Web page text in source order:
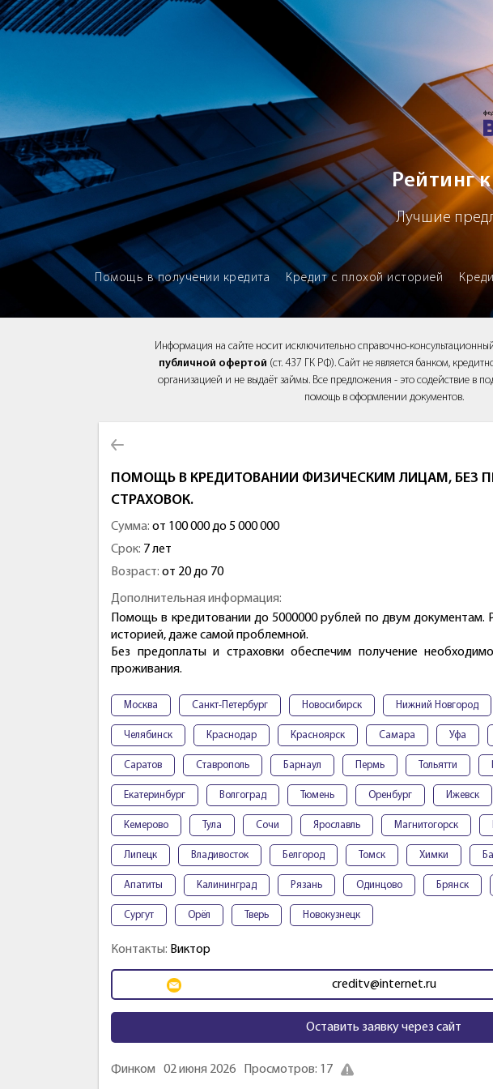
Brokery365 - Рейтинг кредитных брокеров
Рейтинг
Лучшие
Помощь в получении кредита Кредит с плохой историей
Информация на сайте носит исключительно справочно-
публичной офертой (ст. 437 ГК РФ). Сайт не является банком,
организацией и не выдаёт займы. Все предложения - это содействие в
помощь в оформлении документов.
ПОМОЩЬ В КРЕДИТОВАНИИ ФИЗИЧЕСКИМ ЛИЦАМ, БЕЗ
СТРАХОВОК.
Сумма: от 100 000 до 5 000 000
Срок: 7 лет
Возраст: от 20 до 70
Дополнительная информация:
Помощь в кредитовании до 5000000 рублей по двум документам.
историей, даже самой проблемной.
Без предоплаты и страховки обеспечим получение
проживания.
Москва Санкт-Петербург Новосибирск Нижний Новгород
Челябинск Краснодар Красноярск Самара Уфа
Саратов Ставрополь Барнаул Пермь Тольятти
Екатеринбург Волгоград Тюмень Оренбург Ижевск
Кемерово Тула Сочи Ярославль Магнитогорск
Липецк Владивосток Белгород Томск Химки
Апатиты Калининград Рязань Одинцово Брянск
Сургут Орёл Тверь Новокузнецк
Контакты: Виктор
creditv@internet.ru
Оставить заявку через сайт
Финком 02 июня 2026 Просмотров: 17